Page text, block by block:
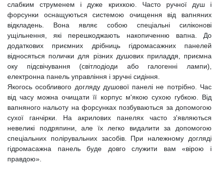
слабким струменем і дуже крихкою. Часто ручної душ і
форсунки оснащуються системою очищення від вапняних
відкладень. Вона являє собою спеціальні силіконові
ущільнення, які перешкоджають накопиченню вапна. До
додаткових приємних дрібниць гідромасажних панелей
відносяться полички для різних душових приладдя, приємна
оку підсвічування (світлодіоди або галогенні лампи),
електронна панель управління і зручні сидіння.
Якогось особливого догляду душової панелі не потрібно. Час
від часу можна очищати її корпус м'якою сухою губкою. Від
вапняного нальоту на форсунках позбуваються за допомогою
сухої ганчірки. На акрилових панелях часто з'являються
невеликі подряпини, але їх легко видалити за допомогою
спеціальних полірувальних засобів. При належному догляді
гідромасажна панель буде довго служити вам «вірою і
правдою».